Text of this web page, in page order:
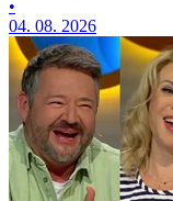
•
04. 08. 2026